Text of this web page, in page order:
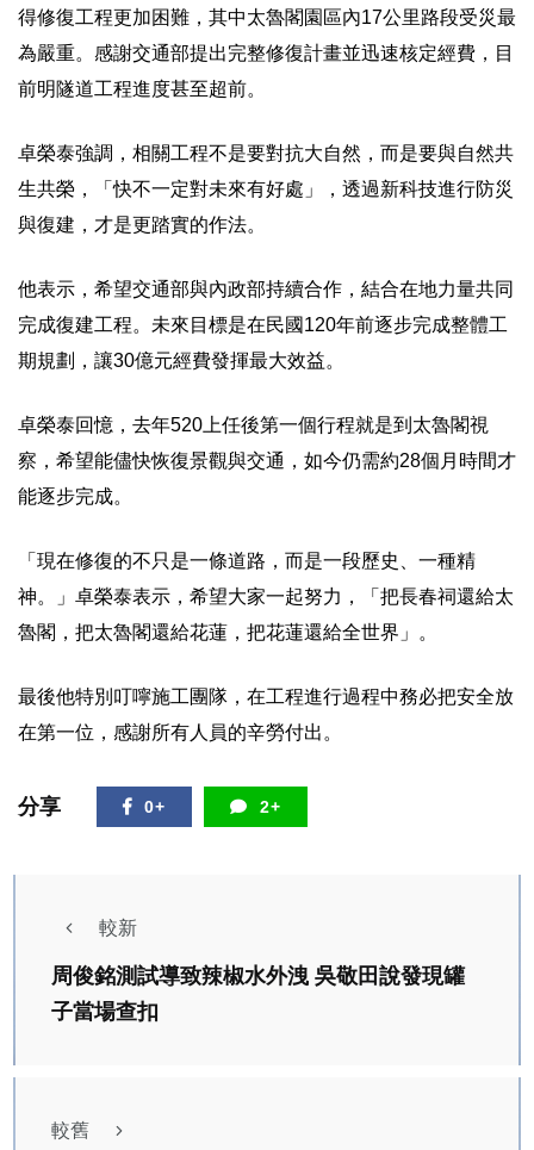
得修復工程更加困難，其中太魯閣園區內17公里路段受災最
為嚴重。感謝交通部提出完整修復計畫並迅速核定經費，目
前明隧道工程進度甚至超前。
卓榮泰強調，相關工程不是要對抗大自然，而是要與自然共
生共榮，「快不一定對未來有好處」，透過新科技進行防災
與復建，才是更踏實的作法。
他表示，希望交通部與內政部持續合作，結合在地力量共同
完成復建工程。未來目標是在民國120年前逐步完成整體工
期規劃，讓30億元經費發揮最大效益。
卓榮泰回憶，去年520上任後第一個行程就是到太魯閣視
察，希望能儘快恢復景觀與交通，如今仍需約28個月時間才
能逐步完成。
「現在修復的不只是一條道路，而是一段歷史、一種精
神。」卓榮泰表示，希望大家一起努力，「把長春祠還給太
魯閣，把太魯閣還給花蓮，把花蓮還給全世界」。
最後他特別叮嚀施工團隊，在工程進行過程中務必把安全放
在第一位，感謝所有人員的辛勞付出。
分享 0+ 2+
較新
周俊銘測試導致辣椒水外洩 吳敬田說發現罐
子當場查扣
較舊